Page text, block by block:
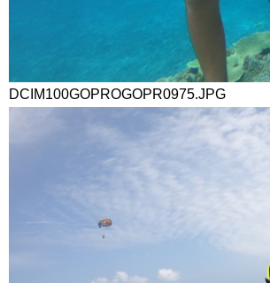
DCIM100GOPROGOPR0975.JPG